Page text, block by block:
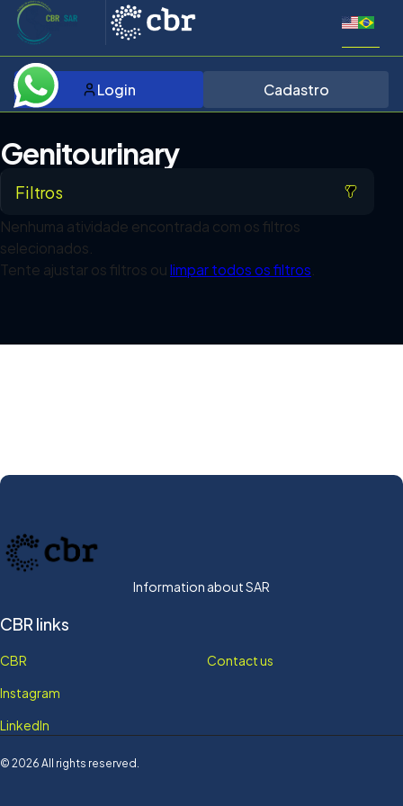
Login Cadastro
Genitourinary
Filtros
Nenhuma atividade encontrada com os filtros
selecionados.
Tente ajustar os filtros oulimpar todos os filtros.
Information about SAR
CBR links
CBR
Instagram
LinkedIn
Contact us
© 2026 All rights reserved.